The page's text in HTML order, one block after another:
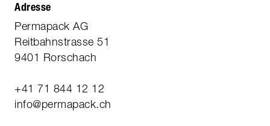
Adresse
Permapack AG
Reitbahnstrasse 51
9401 Rorschach
+41 71 844 12 12
info@permapack.ch